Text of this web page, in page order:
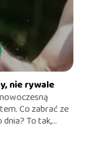
nie rywale
Co zabrać ze
To tak,...